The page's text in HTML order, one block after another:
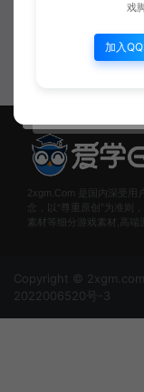
2xgm.Com 是国内深受用
念，以“尊重原创”为准则
素材等细分游戏素材,高
Copyright ©
2022006520号-3
戏
加入